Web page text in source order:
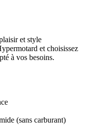
et style
et choisissez
à vos besoins.
(sans carburant)